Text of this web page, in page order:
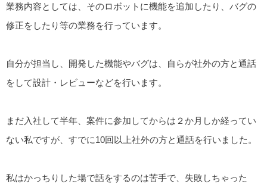
業務内容としては、そのロボットに機能を追加したり、バグの
修正をしたり等の業務を行っています。
自分が担当し、開発した機能やバグは、自らが社外の方と通話
をして設計・レビューなどを行います。
まだ入社して半年、案件に参加してからは２か月しか経ってい
ない私ですが、すでに10回以上社外の方と通話を行いました。
私はかっちりした場で話をするのは苦手で、失敗しちゃった